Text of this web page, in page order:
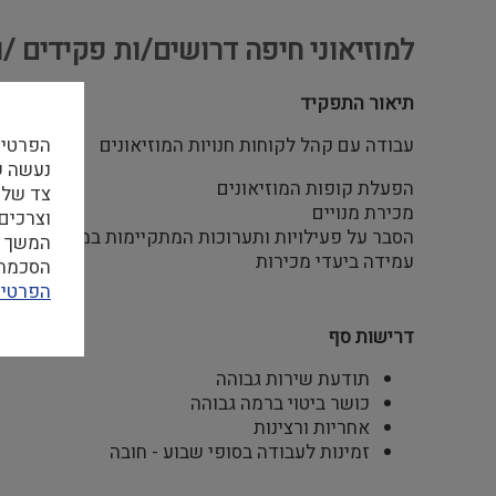
למוזיאוני חיפה דרושים/ות
תיאור התפקיד
עבודה עם קהל לקוחות חנויות המוזיאונים
הפעלת קופות המוזיאונים
מכירת מנויים
הסבר על פעילויות ותערוכות המתקיימות במוזיאונים
עמידה ביעדי מכירות
דרישות סף
תודעת שירות גבוהה
כושר ביטוי ברמה גבוהה
אחריות ורצינות
זמינות לעבודה בסופי שבוע - חובה
צד
המשך